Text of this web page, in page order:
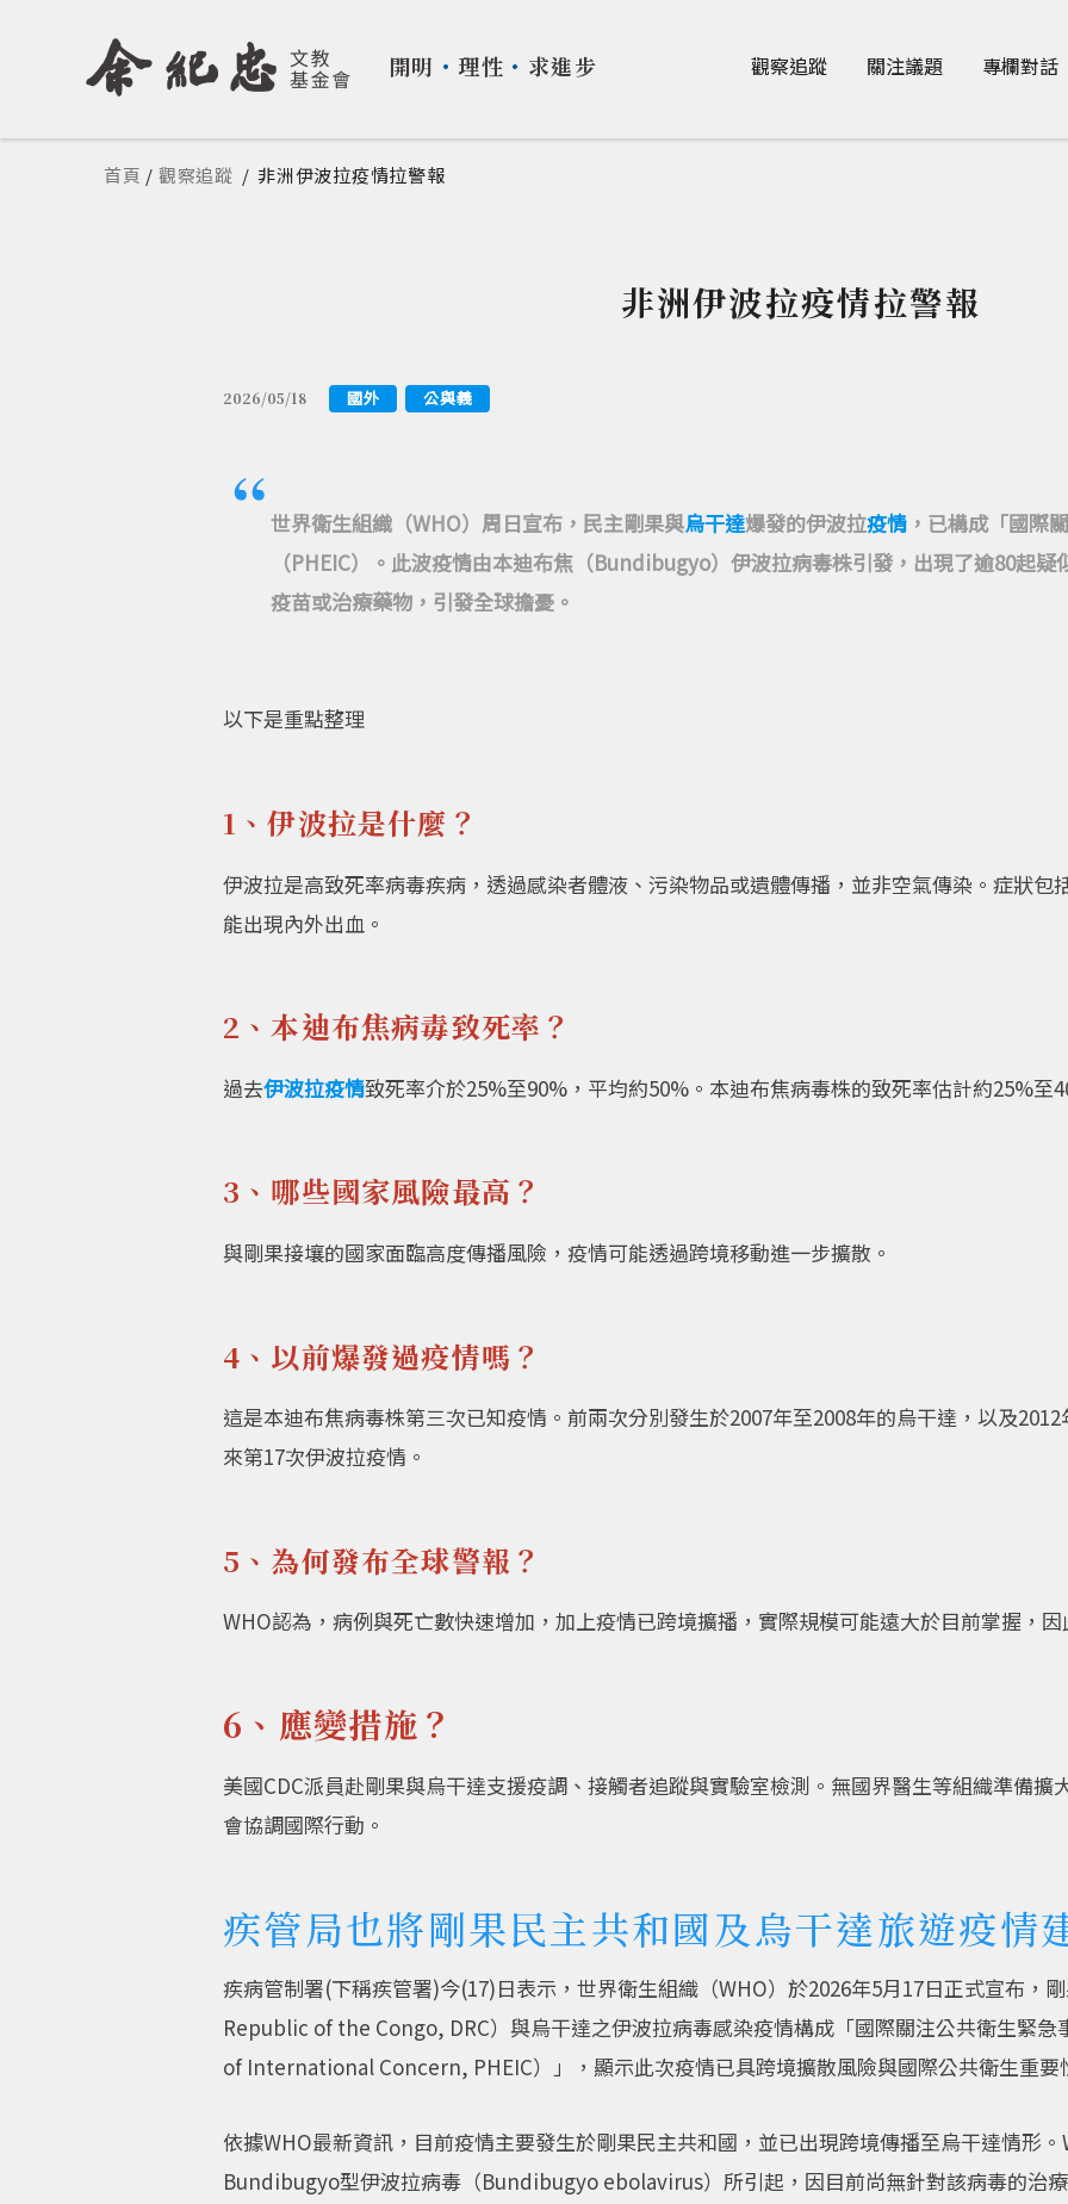
開明 ・ 理性 ・ 求進步 觀察追蹤 關注議題 專欄對話
您在這裡
首頁 / 觀察追蹤 / 非洲伊波拉疫情拉警報
非洲伊波拉疫情拉警報
2026/05/18 國外 公與義
世界衛生組織（WHO）周日宣布，民主剛果與烏干達爆發的伊波拉疫情 ，已構成「國際
（PHEIC）。此波疫情由本迪布焦（Bundibugyo）伊波拉病毒株引發，出現了逾80起
疫苗或治療藥物，引發全球擔憂。
以下是重點整理
1、伊波拉是什麼？
伊波拉是高致死率病毒疾病，透過感染者體液、污染物品或遺體傳播，並非空氣傳染。症狀包
能出現內外出血。
2、本迪布焦病毒致死率？
過去伊波拉疫情致死率介於25%至90%，平均約50%。本迪布焦病毒株的致死率估計約25%至
3、哪些國家風險最高？
與剛果接壤的國家面臨高度傳播風險，疫情可能透過跨境移動進一步擴散。
4、以前爆發過疫情嗎？
這是本迪布焦病毒株第三次已知疫情。前兩次分別發生於2007年至2008年的烏干達，以及
來第17次伊波拉疫情。
5、為何發布全球警報？
WHO認為，病例與死亡數快速增加，加上疫情已跨境擴播，實際規模可能遠大於目前掌握，因
6、應變措施？
美國CDC派員赴剛果與烏干達支援疫調、接觸者追蹤與實驗室檢測。無國界醫生等組織準備擴
會協調國際行動。
疾管局也將剛果民主共和國及烏干達旅遊疫情
疾病管制署(下稱疾管署)今(17)日表示，世界衛生組織（WHO）於2026年5月17日正式宣布，
Republic of the Congo, DRC）與烏干達之伊波拉病毒感染疫情構成「國際關注公共衛生緊
of International Concern, PHEIC）」，顯示此次疫情已具跨境擴散風險與國際公共衛生重要
依據WHO最新資訊，目前疫情主要發生於剛果民主共和國，並已出現跨境傳播至烏干達情形
Bundibugyo型伊波拉病毒（Bundibugyo ebolavirus）所引起，因目前尚無針對該病毒的治